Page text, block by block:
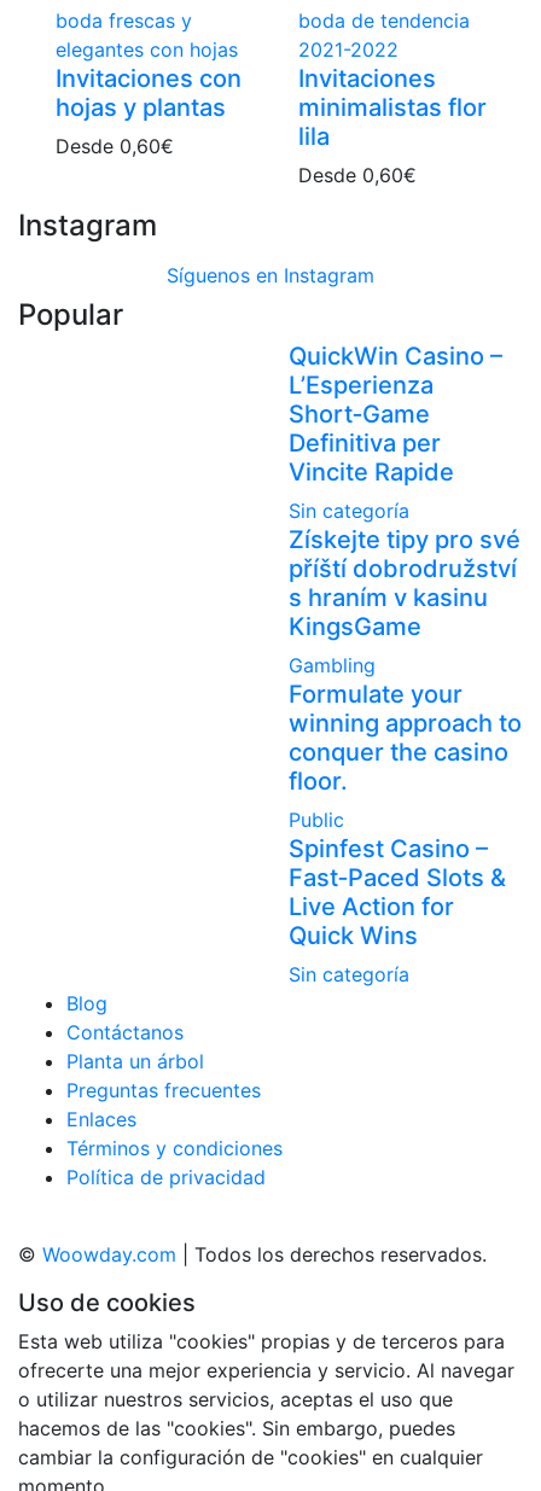
Invitaciones con
hojas y plantas
Desde 0,60€
Invitaciones
minimalistas flor
lila
Desde 0,60€
Instagram
Síguenos en Instagram
Popular
QuickWin Casino –
L’Esperienza
Short‑Game
Definitiva per
Vincite Rapide
Sin categoría
Získejte tipy pro své
příští dobrodružství
s hraním v kasinu
KingsGame
Gambling
Formulate your
winning approach to
conquer the casino
floor.
Public
Spinfest Casino –
Fast‑Paced Slots &
Live Action for
Quick Wins
Sin categoría
Blog
Contáctanos
Planta un árbol
Preguntas frecuentes
Enlaces
Términos y condiciones
Política de privacidad
© Woowday.com | Todos los derechos reservados.
Uso de cookies
Esta web utiliza "cookies" propias y de terceros para
ofrecerte una mejor experiencia y servicio. Al navegar
o utilizar nuestros servicios, aceptas el uso que
hacemos de las "cookies". Sin embargo, puedes
cambiar la configuración de "cookies" en cualquier
momento.